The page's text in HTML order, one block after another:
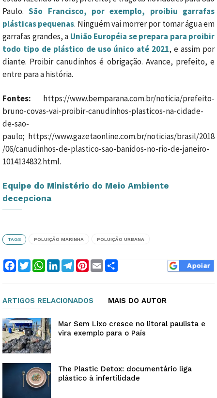
Paulo.São Francisco, por exemplo, proibiu garrafas
plásticas pequenas. Ninguém vai morrer por tomar água em
garrafas grandes, a União Européia se prepara para proibir
todo tipo de plástico de uso único até 2021, e assim por
diante. Proibir canudinhos é obrigação. Avance, prefeito, e
entre para a história.
Fontes: https://www.bemparana.com.br/noticia/prefeito-
bruno-covas-vai-proibir-canudinhos-plasticos-na-cidade-
de-sao-
paulo; https://www.gazetaonline.com.br/noticias/brasil/2018
/06/canudinhos-de-plastico-sao-banidos-no-rio-de-janeiro-
1014134832.html.
Equipe do Ministério do Meio Ambiente
decepciona
TAGS POLUIÇÃO MARINHA POLUIÇÃO URBANA
Facebook
TwitterWhatsApp
LinkedInTelegram
Pinterest
Email
ARTIGOS RELACIONADOS MAIS DO AUTOR
Mar Sem Lixo cresce no litoral paulista e
vira exemplo para o País
The Plastic Detox: documentário liga
plástico à infertilidade